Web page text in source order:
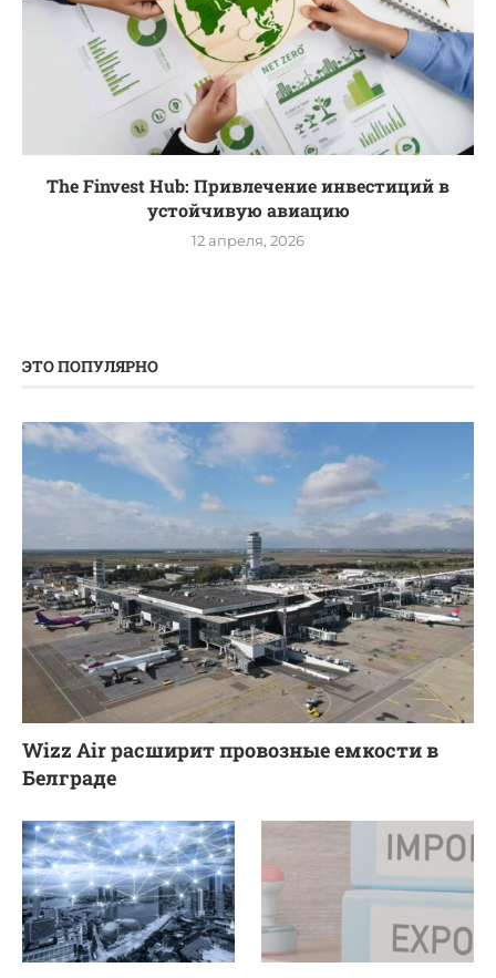
The Finvest Hub: Привлечение инвестиций в
устойчивую авиацию
12 апреля, 2026
ЭТО ПОПУЛЯРНО
Wizz Air расширит провозные емкости в
Белграде